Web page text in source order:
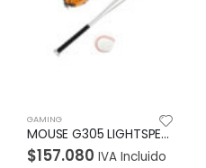
GAMING
MOUSE G305 LIGHTSPEED Logitech Gaming Inalámbrico Receptor USB 12000DPI Compatible Win-Mac Sensor HERO 6Botones Programables Garantía 2Años-NEGRO
$157.080 IVA Incluido